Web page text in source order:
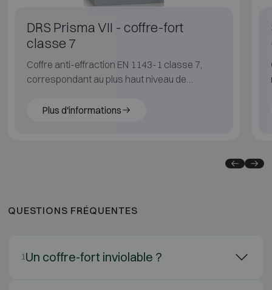
DRS Prisma VII - coffre-fort
classe 7
Coffre anti-effraction EN 1143-1 classe 7,
correspondant au plus haut niveau de
élevées.
Plus d'informations
QUESTIONS FRÉQUENTES
1Un coffre-fort inviolable ?